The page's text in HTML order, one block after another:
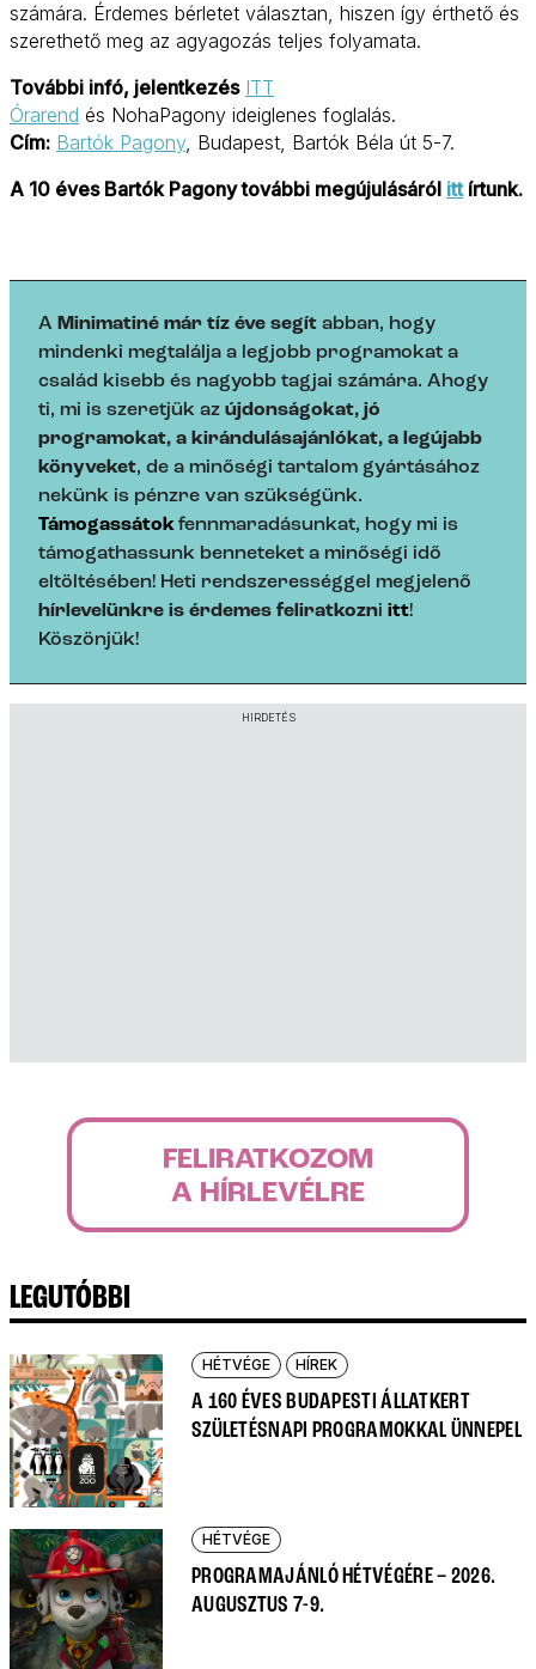
számára. Érdemes bérletet választan, hiszen így érthető és
szerethető meg az agyagozás teljes folyamata.
További infó, jelentkezés ITT
Órarend és NohaPagony ideiglenes foglalás.
Cím: Bartók Pagony, Budapest, Bartók Béla út 5-7.
A 10 éves Bartók Pagony további megújulásáról ittírtunk.
A Minimatiné már tíz éve segít abban, hogy
mindenki megtalálja a legjobb programokat a
család kisebb és nagyobb tagjai számára. Ahogy
ti, mi is szeretjük az újdonságokat, jó
programokat, a kirándulásajánlókat, a legújabb
könyveket, de a minőségi tartalom gyártásához
nekünk is pénzre van szükségünk.
Támogassátokfennmaradásunkat, hogy mi is
támogathassunk benneteket a minőségi idő
eltöltésében! Heti rendszerességgel megjelenő
hírlevelünkre is érdemes feliratkozni itt!
Köszönjük!
HIRDETÉS
FELIRATKOZOM
A HÍRLEVÉLRE
LEGUTÓBBI
HÉTVÉGE HÍREK
A 160 ÉVES BUDAPESTI ÁLLATKERT
SZÜLETÉSNAPI PROGRAMOKKAL ÜNNEPEL
HÉTVÉGE
PROGRAMAJÁNLÓ HÉTVÉGÉRE – 2026.
AUGUSZTUS 7-9.